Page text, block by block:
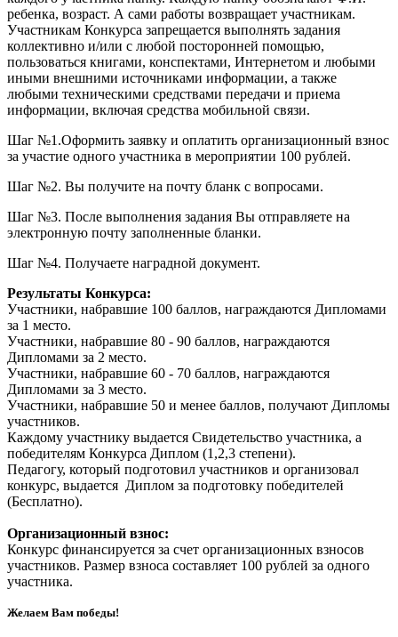
ребенка, возраст. А сами работы возвращает участникам.
Участникам Конкурса запрещается выполнять задания
коллективно и/или с любой посторонней помощью,
пользоваться книгами, конспектами, Интернетом и любыми
иными внешними источниками информации, а также
любыми техническими средствами передачи и приема
информации, включая средства мобильной связи.
Шаг №1.Оформить заявку и оплатить организационный взнос
за участие одного участника в мероприятии 100 рублей.
Шаг №2. Вы получите на почту бланк с вопросами.
Шаг №3. После выполнения задания Вы отправляете на
электронную почту заполненные бланки.
Шаг №4. Получаете наградной документ.
Результаты Конкурса:
Участники, набравшие 100 баллов, награждаются Дипломами
за 1 место.
Участники, набравшие 80 - 90 баллов, награждаются
Дипломами за 2 место.
Участники, набравшие 60 - 70 баллов, награждаются
Дипломами за 3 место.
Участники, набравшие 50 и менее баллов, получают Дипломы
участников.
Каждому участнику выдается Свидетельство участника, а
победителям Конкурса Диплом (1,2,3 степени).
Педагогу, который подготовил участников и организовал
конкурс, выдается Диплом за подготовку победителей
(Бесплатно).
Организационный взнос:
Конкурс финансируется за счет организационных взносов
участников. Размер взноса составляет 100 рублей за одного
участника.
Желаем Вам победы!